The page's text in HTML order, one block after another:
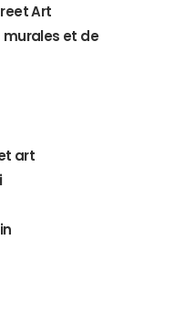
Art
et de
art